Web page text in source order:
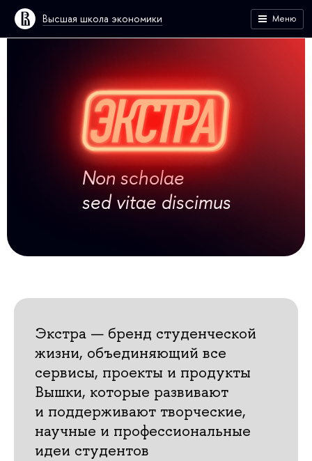
Высшая школа экономики Меню
Non scholae
sed vitae discimus
Экстра — бренд студенческой
жизни, объединяющий все
сервисы, проекты и продукты
Вышки, которые развивают
и поддерживают творческие,
научные и профессиональные
идеи студентов